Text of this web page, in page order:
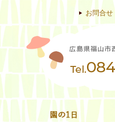
お問合せ